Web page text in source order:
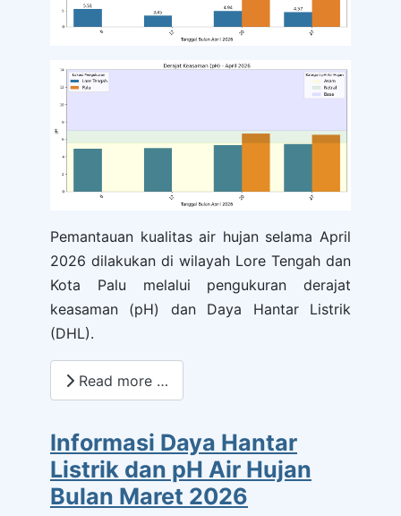
Pemantauan kualitas air hujan selama April
2026 dilakukan di wilayah Lore Tengah dan
Kota Palu melalui pengukuran derajat
keasaman (pH) dan Daya Hantar Listrik
(DHL).
Read more …
Informasi Daya Hantar
Listrik dan pH Air Hujan
Bulan Maret 2026